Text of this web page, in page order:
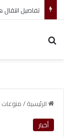
تفاصيل
الرئيسية/منوعات
أخبار